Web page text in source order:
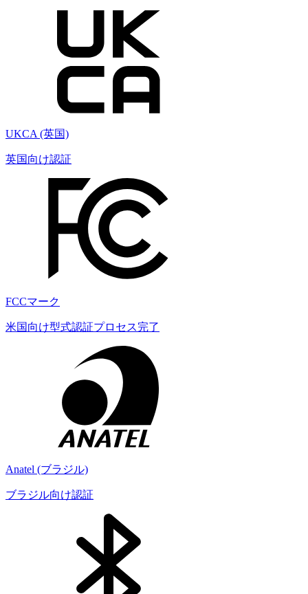
UKCA (英国)
英国向け認証
FCCマーク
米国向け型式認証プロセス完了
Anatel (ブラジル)
ブラジル向け認証